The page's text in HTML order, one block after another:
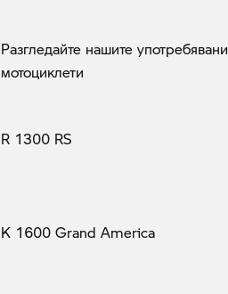
Разгледайте нашите употребявани
мотоциклети
R 1300 RS
K 1600 Grand America